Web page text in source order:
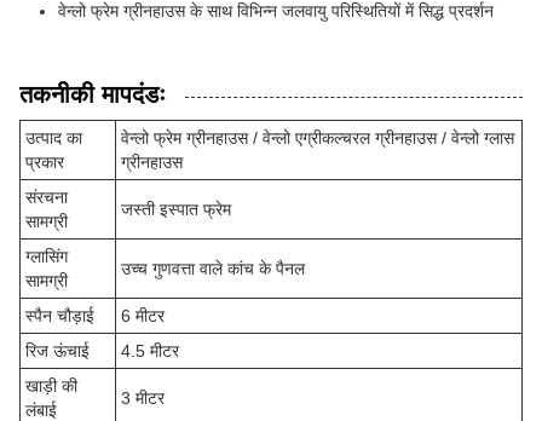
वेन्लो फ्रेम ग्रीनहाउस के साथ विभिन्न जलवायु परिस्थितियों में सिद्ध प्रदर्शन
तकनीकी मापदंडः
उत्पाद का
प्रकार
वेन्लो फ्रेम ग्रीनहाउस / वेन्लो एग्रीकल्चरल ग्रीनहाउस / वेन्लो ग्लास
ग्रीनहाउस
संरचना
सामग्री
जस्ती इस्पात फ्रेम
ग्लासिंग
सामग्री
उच्च गुणवत्ता वाले कांच के पैनल
स्पैन चौड़ाई
6 मीटर
रिज ऊंचाई
4.5 मीटर
खाड़ी की
लंबाई
3 मीटर